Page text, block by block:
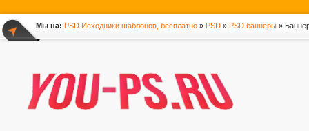
Мы на: PSD Исходники шаблонов, бесплатно » PSD » PSD баннеры »